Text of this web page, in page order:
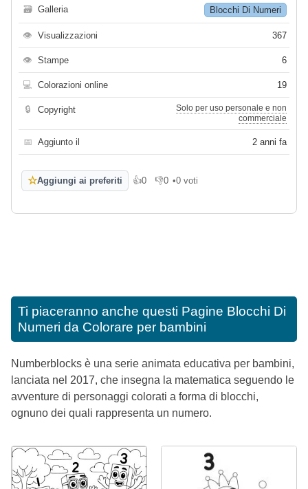
🗃 Galleria Blocchi Di Numeri
👁 Visualizzazioni 367
👁 Stampe 6
💻 Colorazioni online 19
🔒 Copyright
Solo per uso personale e non
commerciale
📅 Aggiunto il 2 anni fa
☆Aggiungi ai preferiti 👍0
Mi piace
👎0
Non mi piace
•0 voti
Ti piaceranno anche questi Pagine Blocchi Di
Numeri da Colorare per bambini
Numberblocks è una serie animata educativa per bambini,
lanciata nel 2017, che insegna la matematica seguendo le
avventure di personaggi colorati a forma di blocchi,
ognuno dei quali rappresenta un numero.